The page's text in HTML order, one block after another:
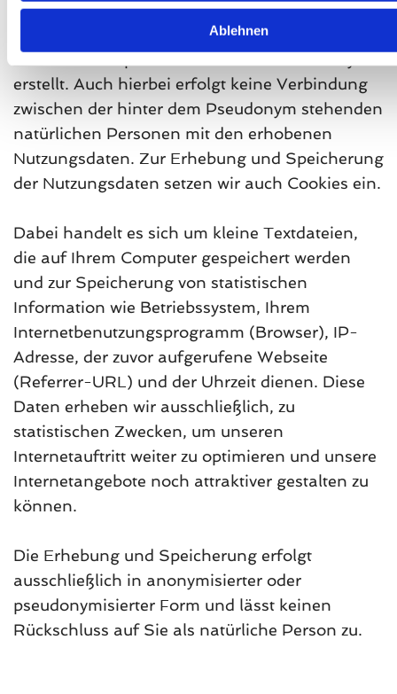
Ablehnen
Dies erfolgt anonymisiert, ohne den Benutzer
der Seite persönlich zu identifizieren. Ggf.
erstellt. Auch hierbei erfolgt keine Verbindung
zwischen der hinter dem Pseudonym stehenden
natürlichen Personen mit den erhobenen
Nutzungsdaten. Zur Erhebung und Speicherung
der Nutzungsdaten setzen wir auch Cookies ein.
Dabei handelt es sich um kleine Textdateien,
die auf Ihrem Computer gespeichert werden
und zur Speicherung von statistischen
Information wie Betriebssystem, Ihrem
Internetbenutzungsprogramm (Browser), IP-
Adresse, der zuvor aufgerufene Webseite
(Referrer-URL) und der Uhrzeit dienen. Diese
Daten erheben wir ausschließlich, zu
statistischen Zwecken, um unseren
Internetauftritt weiter zu optimieren und unsere
Internetangebote noch attraktiver gestalten zu
können.
Die Erhebung und Speicherung erfolgt
ausschließlich in anonymisierter oder
pseudonymisierter Form und lässt keinen
Rückschluss auf Sie als natürliche Person zu.